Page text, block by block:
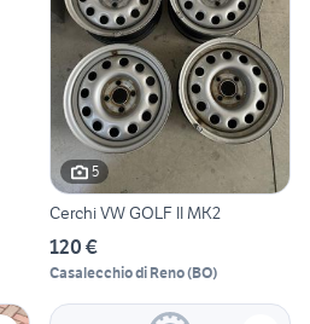
5
Cerchi VW GOLF II MK2
120 €
Casalecchio di Reno(BO)